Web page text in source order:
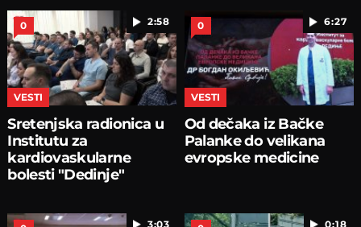
2:58
0
VESTI
Sretenjska radionica u
Institutu za
kardiovaskularne
bolesti "Dedinje"
6:27
0
VESTI
Od dečaka iz Bačke
Palanke do velikana
evropske medicine
3:03 0:18